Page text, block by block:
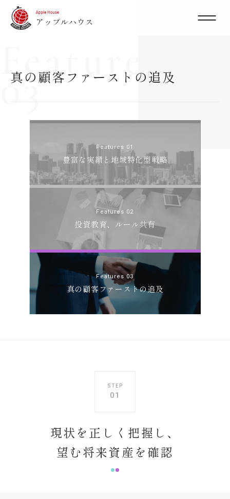
真の顧客ファーストの追及
Features
03
Features 01
豊富な実績と地域特化型戦略
Features 02
投資教育、ルール共有
Features 03
真の顧客ファーストの追及
STEP
01
現状を正しく把握し、
望む将来資産を確認